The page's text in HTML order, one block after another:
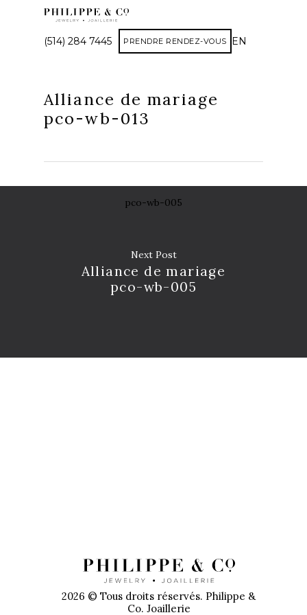
(514) 284 7445 PRENDRE RENDEZ-VOUS EN
Alliance de mariage
pco-wb-013
Next Post
Alliance de mariage
pco-wb-005
pco-wb-005
2026 © Tous droits réservés. Philippe &
Co. Joaillerie